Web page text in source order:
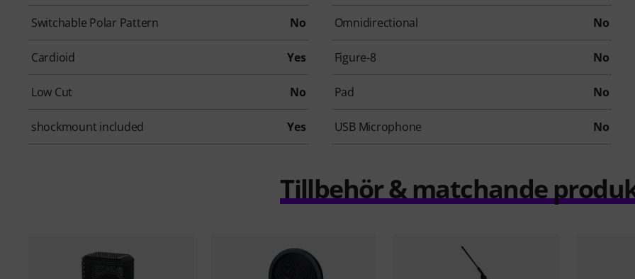
Switchable Polar Pattern No Omnidirectional No
Cardioid Yes Figure-8 No
Low Cut No Pad No
shockmount included Yes USB Microphone No
Tillbehör & matchande